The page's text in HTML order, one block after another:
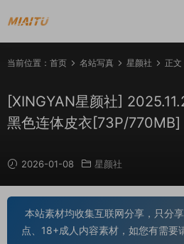
当前位置： 首页 名站写真 星颜社 正文
[XINGYAN星颜社]
黑色连体皮衣[73P/770MB]
2026-01-08 星颜社
本站素材均收集互联网分享，只分
点、18+成人内容素材，如您有需要